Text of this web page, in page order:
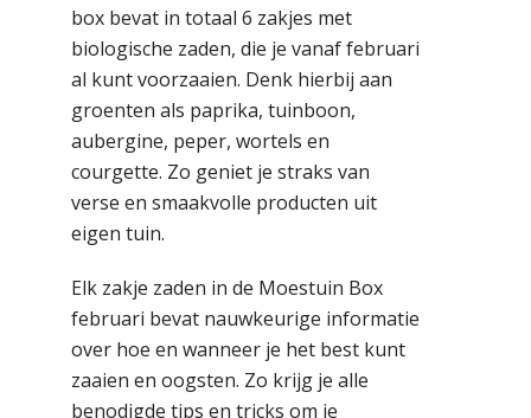
box bevat in totaal 6 zakjes met
biologische zaden, die je vanaf februari
al kunt voorzaaien. Denk hierbij aan
groenten als paprika, tuinboon,
aubergine, peper, wortels en
courgette. Zo geniet je straks van
verse en smaakvolle producten uit
eigen tuin.
Elk zakje zaden in de Moestuin Box
februari bevat nauwkeurige informatie
over hoe en wanneer je het best kunt
zaaien en oogsten. Zo krijg je alle
benodigde tips en tricks om je